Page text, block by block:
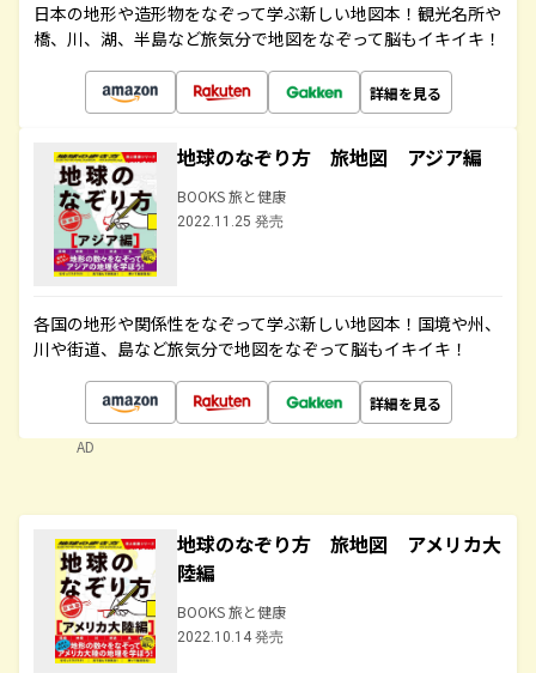
日本の地形や造形物をなぞって学ぶ新しい地図本！観光名所や
橋、川、湖、半島など旅気分で地図をなぞって脳もイキイキ！
詳細を見る
地球のなぞり方 旅地図 アジア編
BOOKS 旅と健康
2022.11.25 発売
各国の地形や関係性をなぞって学ぶ新しい地図本！国境や州、
川や街道、島など旅気分で地図をなぞって脳もイキイキ！
詳細を見る
AD
地球のなぞり方 旅地図 アメリカ大
陸編
BOOKS 旅と健康
2022.10.14 発売